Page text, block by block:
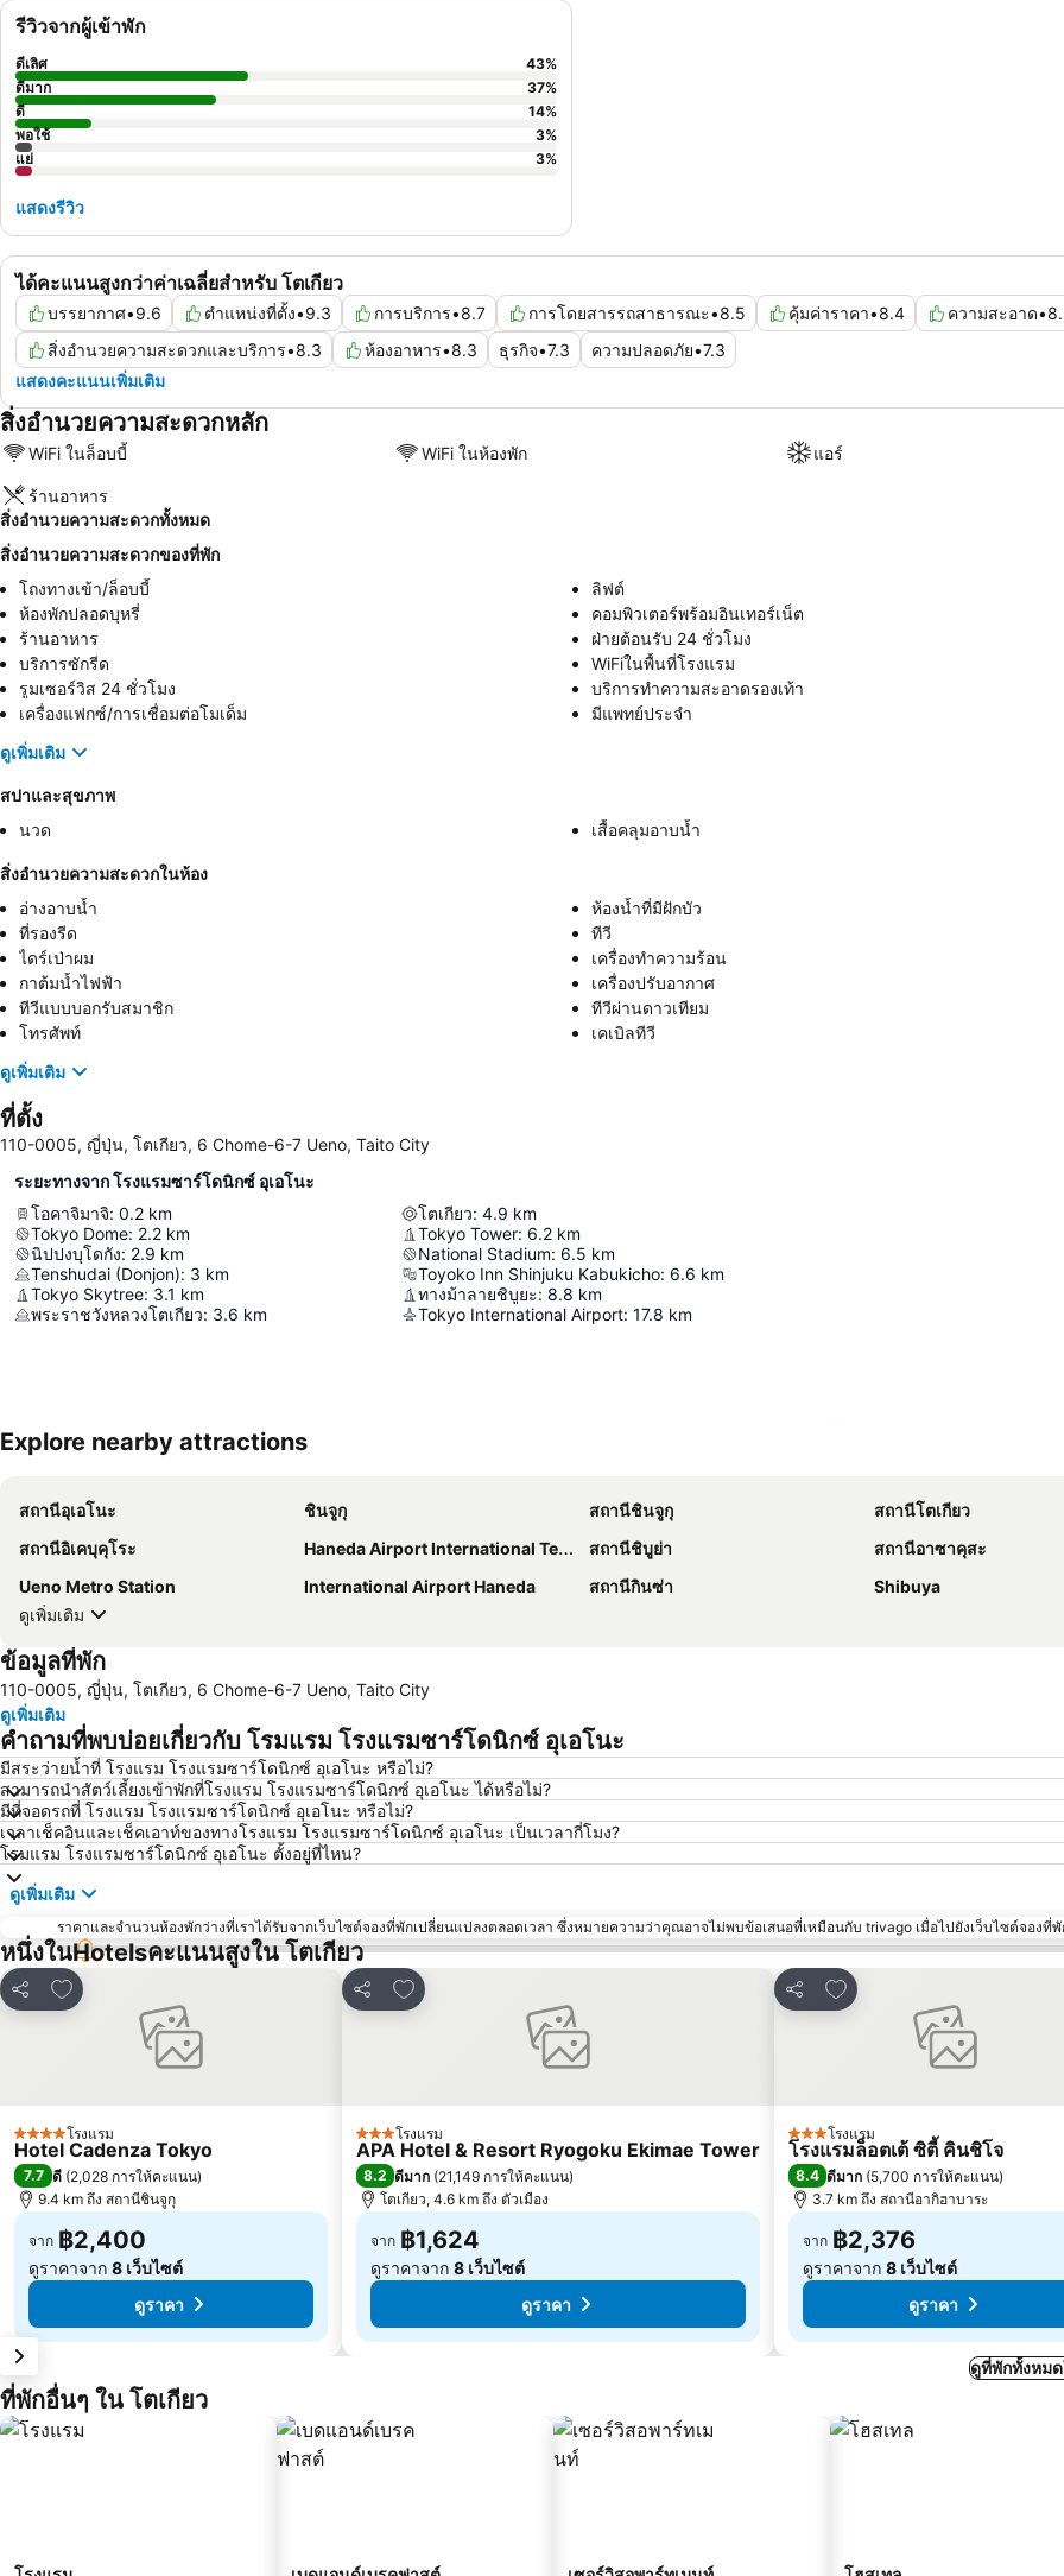
ได้คะแนนสูงกว่าค่าเฉลี่ยสำหรับ โตเกียว
บรรยากาศ•9.6 ตำแหน่งที่ตั้ง•9.3 การบริการ•8.7 การโดยสารรถสาธารณะ•8.5 คุ้มค่าราคา•8.4 ความสะอาด•
สิ่งอำนวยความสะดวกและบริการ•8.3 ห้องอาหาร•8.3 ธุรกิจ•7.3 ความปลอดภัย•7.3
แสดงคะแนนเพิ่มเติม
รีวิวจากผู้เข้าพัก
ดีเลิศ 43%
ดีมาก
37%
ดี
14%
พอใช้
3%
แย่
3%
แสดงรีวิว
สิ่งอำนวยความสะดวกหลัก
WiFi ในล็อบบี้ WiFi ในห้องพัก แอร์
ร้านอาหาร
สิ่งอำนวยความสะดวกทั้งหมด
สิ่งอำนวยความสะดวกของที่พัก
โถงทางเข้า/ล็อบบี้
ลิฟต์
ห้องพักปลอดบุหรี่
คอมพิวเตอร์พร้อมอินเทอร์เน็ต
ร้านอาหาร
ฝ่ายต้อนรับ 24 ชั่วโมง
บริการซักรีด
WiFiในพื้นที่โรงแรม
รูมเซอร์วิส 24 ชั่วโมง
บริการทำความสะอาดรองเท้า
เครื่องแฟกซ์/การเชื่อมต่อโมเด็ม
มีแพทย์ประจำ
ดูเพิ่มเติม
สปาและสุขภาพ
นวด
เสื้อคลุมอาบน้ำ
สิ่งอำนวยความสะดวกในห้อง
อ่างอาบน้ำ
ห้องน้ำที่มีฝักบัว
ที่รองรีด
ทีวี
ไดร์เป่าผม
เครื่องทำความร้อน
กาต้มน้ำไฟฟ้า
เครื่องปรับอากาศ
ทีวีแบบบอกรับสมาชิก
ทีวีผ่านดาวเทียม
โทรศัพท์
เคเบิลทีวี
ดูเพิ่มเติม
ที่ตั้ง
110-0005, ญี่ปุ่น, โตเกียว, 6 Chome-6-7 Ueno, Taito City
ระยะทางจาก โรงแรมซาร์โดนิกซ์ อุเอโนะ
โอคาจิมาจิ: 0.2 km
Tokyo Dome: 2.2 km
นิปปงบุโดกัง: 2.9 km
Tenshudai (Donjon): 3 km
Tokyo Skytree: 3.1 km
พระราชวังหลวงโตเกียว: 3.6 km
โตเกียว: 4.9 km
Tokyo Tower: 6.2 km
National Stadium: 6.5 km
Toyoko Inn Shinjuku Kabukicho: 6.6 km
ทางม้าลายชิบูยะ: 8.8 km
Tokyo International Airport: 17.8 km
Explore nearby attractions
สถานีอุเอโนะ ชินจูกุ สถานีชินจูกุ
สถานีโตเกียว
สถานีอิเคบุคุโระ
Haneda Airport International Terminal Station สถานีชิบูย่า
สถานีอาซาคุสะ
Ueno Metro Station
International Airport Haneda สถานีกินซ่า
Shibuya
ดูเพิ่มเติม
ข้อมูลที่พัก
110-0005, ญี่ปุ่น, โตเกียว, 6 Chome-6-7 Ueno, Taito City
ดูเพิ่มเติม
คำถามที่พบบ่อยเกี่ยวกับ โรมแรม โรงแรมซาร์โดนิกซ์ อุเอโนะ
มีสระว่ายน้ำที่ โรงแรม โรงแรมซาร์โดนิกซ์ อุเอโนะ หรือไม่?
สามารถนำสัตว์เลี้ยงเข้าพักที่โรงแรม โรงแรมซาร์โดนิกซ์ อุเอโนะ ได้หรือไม่?
มีที่จอดรถที่ โรงแรม โรงแรมซาร์โดนิกซ์ อุเอโนะ หรือไม่?
เวลาเช็คอินและเช็คเอาท์ของทางโรงแรม โรงแรมซาร์โดนิกซ์ อุเอโนะ เป็นเวลากี่โมง?
โรมแรม โรงแรมซาร์โดนิกซ์ อุเอโนะ ตั้งอยู่ที่ไหน?
ดูเพิ่มเติม
ราคาและจำนวนห้องพักว่างที่เราได้รับจากเว็บไซต์จองที่พักเปลี่ยนแปลงตลอดเวลา ซึ่งหมายความว่าคุณอาจไม่พบข้อเสนอที่เหมือนกับ trivago เมื่อไปยังเว็บไซต์จองที่
หนึ่งในHotelsคะแนนสูงใน โตเกียว
แชร์
เพิ่มในรายการโปรด
4 ดาว โรงแรม
Hotel Cadenza Tokyo
7.7 ดี (2,028 การให้คะแนน)
9.4 km ถึง สถานีชินจูกุ
จาก ฿2,400
ดูราคาจาก 8 เว็บไซต์
ดูราคา
แชร์
เพิ่มในรายการโปรด
3 ดาวโรงแรม
APA Hotel & Resort Ryogoku Ekimae Tower
8.2 ดีมาก (21,149 การให้คะแนน)
โตเกียว, 4.6 km ถึง ตัวเมือง
จาก ฿1,624
ดูราคาจาก 8 เว็บไซต์
ดูราคา
แชร์
เพิ่มในรายการโปรด
3 ดาวโรงแรม
โรงแรมล็อตเต้ ซิตี้ คินชิโจ
8.4 ดีมาก (5,700 การให้คะแนน)
3.7 km ถึง สถานีอากิฮาบาระ
จาก ฿2,376
ดูราคาจาก 8 เว็บไซต์
ดูราคา
ดูที่พักทั้งหมด
ที่พักอื่นๆ ใน โตเกียว